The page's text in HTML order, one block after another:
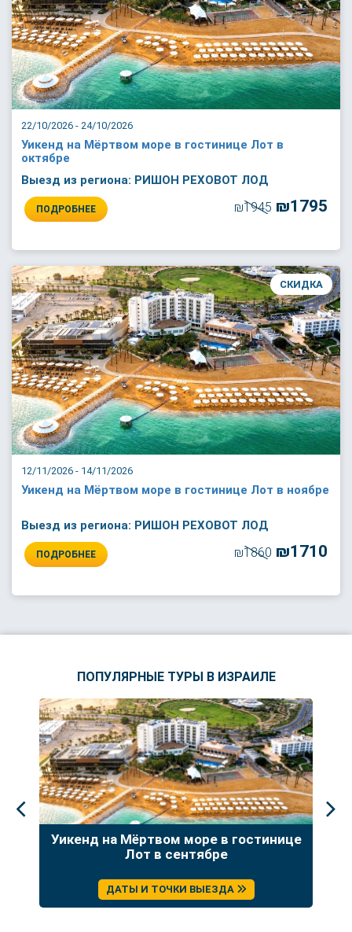
22/10/2026 - 24/10/2026
Уикенд на Мёртвом море в гостинице Лот в
октябре
Выезд из региона: РИШОН РЕХОВОТ ЛОД
ПОДРОБНЕЕ ₪1945 ₪1795
12/11/2026 - 14/11/2026
СКИДКА
Уикенд на Мёртвом море в гостинице Лот в ноябре
Выезд из региона: РИШОН РЕХОВОТ ЛОД
ПОДРОБНЕЕ ₪1860 ₪1710
ПОПУЛЯРНЫЕ ТУРЫ В ИЗРАИЛЕ
Уикенд на Мёртвом море в гостинице
Лот в сентябре
ДАТЫ И ТОЧКИ ВЫЕЗДА